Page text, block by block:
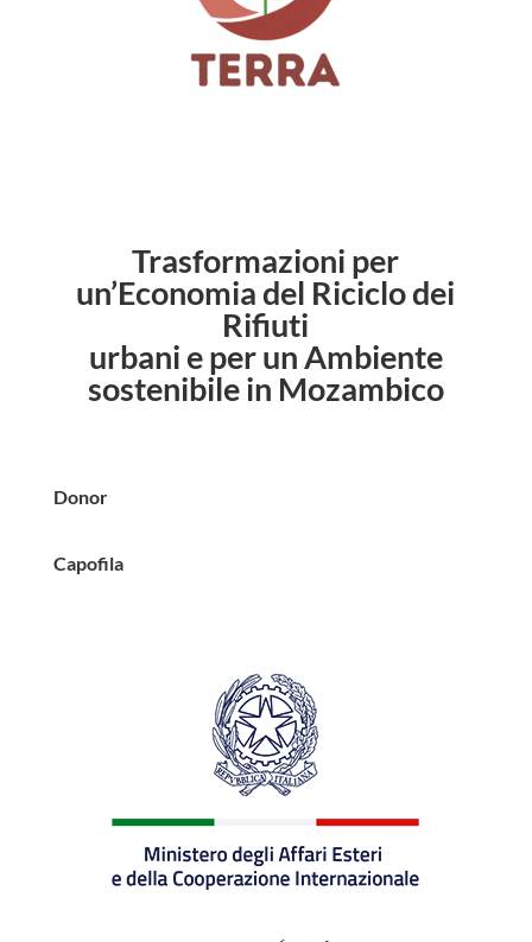
Trasformazioni per
un’Economia del Riciclo dei
Rifiuti
urbani e per un Ambiente
sostenibile in Mozambico
Donor
Capofila